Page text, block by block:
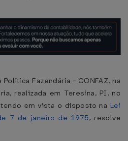
Fazendária - CONFAZ, na
realizada em Teresina, PI, no
em vista o disposto na Lei
7 de janeiro de 1975, resolve